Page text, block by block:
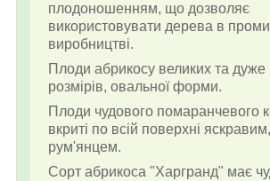
плодоношенням, що дозволяє
використовувати дерева в
виробництві.
Плоди абрикосу великих та дуже
розмірів, овальної форми.
Плоди чудового помаранчевого
вкриті по всій поверхні
рум'янцем.
Сорт абрикоса "Харгранд" має